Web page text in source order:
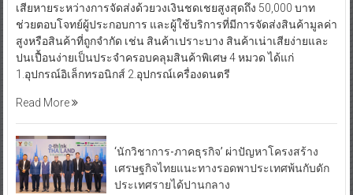
เสียหายระหว่างการจัดส่งด้วยวงเงินชดเชยสูงสุดถึง 50,000 บาท
ช่วยตอบโจทย์ผู้ประกอบการ และผู้ใช้บริการที่มีการจัดส่งสินค้ามูลค่า
สูงหรือสินค้าที่ถูกจำกัด เช่น สินค้าเปราะบาง สินค้าเน่าเสียง่ายและ
ปนเปื้อนง่ายเป็นประจำครอบคลุมสินค้าพิเศษ 4 หมวด ได้แก่
1.อุปกรณ์อิเล็กทรอนิกส์ 2.อุปกรณ์เครื่องดนตรี
Read More
‘นักวิชาการ-ภาคธุรกิจ’ ผ่าปัญหาโครงสร้าง
เศรษฐกิจไทยแนะทางรอดพาประเทศพ้นกับดัก
ประเทศรายได้ปานกลาง